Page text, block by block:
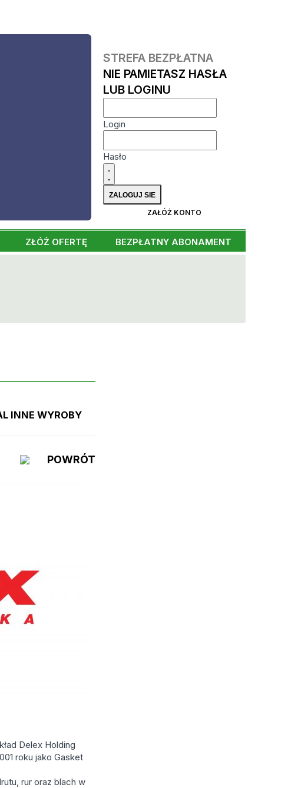
STREFA BEZPŁATNA
NIE PAMIETASZ HASŁA
LUB LOGINU
Login
Hasło
ZAŁÓŻ KONTO
ZŁÓŻ OFERTĘ BEZPŁATNY ABONAMENT
INNE WYROBY
POWRÓT
Delex Holding
roku jako Gasket
rur oraz blach w